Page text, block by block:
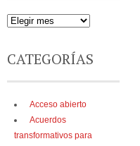
CATEGORÍAS
Acceso abierto
Acuerdos
transformativos para